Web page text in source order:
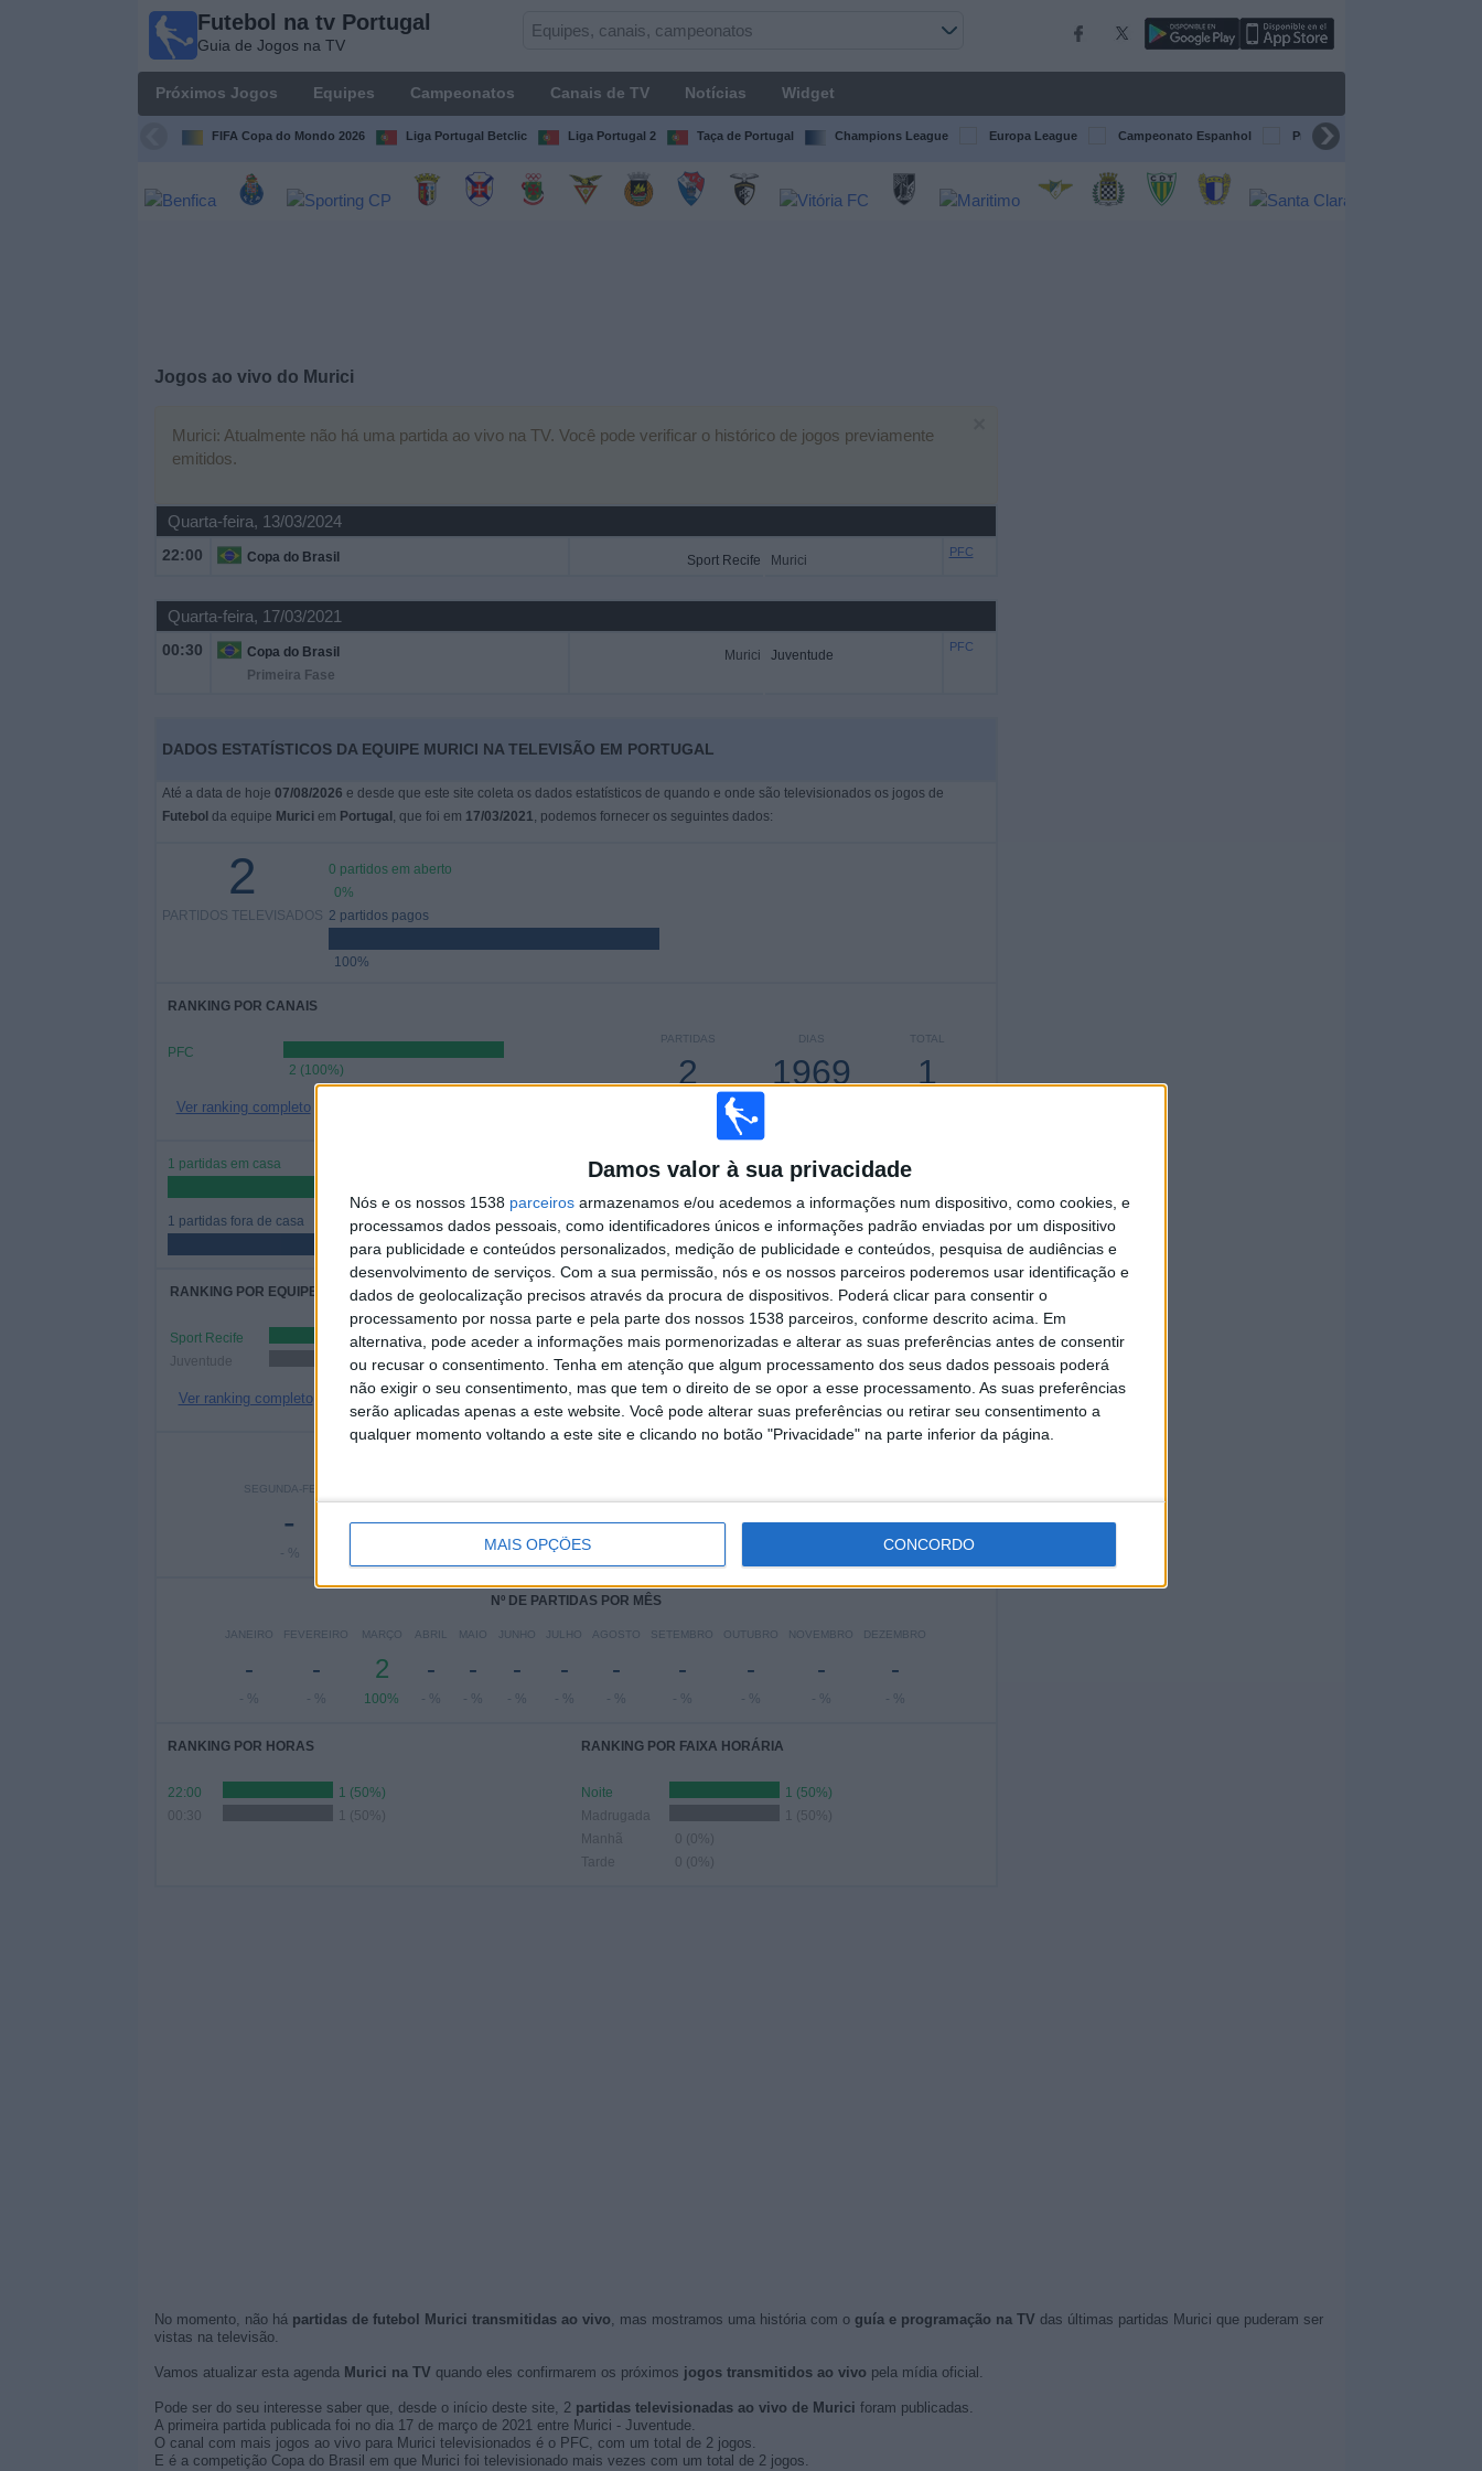
Damos valor à sua privacidade
Nós e os nossos 1538 parceiros armazenamos e/ou acedemos a informações num dispositivo, como cookies, e
processamos dados pessoais, como identificadores únicos e informações padrão enviadas por um dispositivo
para publicidade e conteúdos personalizados, medição de publicidade e conteúdos, pesquisa de audiências e
desenvolvimento de serviços. Com a sua permissão, nós e os nossos parceiros poderemos usar identificação e
dados de geolocalização precisos através da procura de dispositivos. Poderá clicar para consentir o
processamento por nossa parte e pela parte dos nossos 1538 parceiros, conforme descrito acima. Em
alternativa, pode aceder a informações mais pormenorizadas e alterar as suas preferências antes de consentir
ou recusar o consentimento. Tenha em atenção que algum processamento dos seus dados pessoais poderá
não exigir o seu consentimento, mas que tem o direito de se opor a esse processamento. As suas preferências
serão aplicadas apenas a este website. Você pode alterar suas preferências ou retirar seu consentimento a
qualquer momento voltando a este site e clicando no botão "Privacidade" na parte inferior da página.
MAIS OPÇÕES CONCORDO
Futebol na tv Portugal
Guia de Jogos na TV
Próximos Jogos Equipes Campeonatos Canais de TV Notícias Widget
FIFA Copa do Mondo 2026 Liga Portugal Betclic Liga Portugal 2 Taça de Portugal Champions League Europa League Campeonato Espanhol Premier League
Jogos ao vivo do Murici
Murici: Atualmente não há uma partida ao vivo na TV. Você pode verificar o histórico de jogos previamente
emitidos.
Quarta-feira, 13/03/2024
22:00 Copa do Brasil Sport Recife Murici
PFC
Quarta-feira, 17/03/2021
00:30
Copa do Brasil
Primeira Fase
Murici Juventude
PFC
DADOS ESTATÍSTICOS DA EQUIPE MURICI NA TELEVISÃO EM PORTUGAL
Até a data de hoje 07/08/2026 e desde que este site coleta os dados estatísticos de quando e onde são televisionados os jogos de
Futebol da equipe Murici em Portugal , que foi em 17/03/2021, podemos fornecer os seguintes dados:
2
PARTIDOS TELEVISADOS
0 partidos em aberto
0%
2 partidos pagos
100%
RANKING POR CANAIS
PFC
2 (100%)
Ver ranking completo
TOTAL
1
DIAS
1969
PARTIDAS
2
CONSECUTIVOS
1 partidas em casa
1 partidas fora de casa
50%
2
MÁXIMO
1
VS Sport Recife
TOTAL
1
RANKING POR EQUIPES
Sport Recife
1 (50%)
Juventude
1 (50%)
Ver ranking completo
RANKING POR COMPETIÇÕES
Copa do Brasil 2 (100%)
Ver ranking completo
SEGUNDA-FEIRA
-
- %
- 2
100%
- - - -
- %
Nº DE PARTIDAS POR MÊS
JANEIRO
-
- %
FEVEREIRO
-
- %
MARÇO
2
100%
ABRIL
-
- %
MAIO
-
- %
JUNHO
-
- %
JULHO
-
- %
AGOSTO
-
- %
SETEMBRO
-
- %
OUTUBRO
-
- %
NOVEMBRO
-
- %
DEZEMBRO
-
- %
RANKING POR HORAS
22:00
1 (50%)
00:30
1 (50%)
RANKING POR FAIXA HORÁRIA
Noite
1 (50%)
Madrugada
1 (50%)
Manhã
0 (0%)
Tarde
0 (0%)
No momento, não há partidas de futebol Murici transmitidas ao vivo, mas mostramos uma história com o guía e programação na TV das últimas partidas Murici que puderam ser
vistas na televisão.
Vamos atualizar esta agenda Murici na TV quando eles confirmarem os próximos jogos transmitidos ao vivo pela mídia oficial.
Pode ser do seu interesse saber que, desde o início deste site, 2 partidas televisionadas ao vivo de Murici foram publicadas.
A primeira partida publicada foi no dia 17 de março de 2021 entre Murici - Juventude.
O canal com mais jogos ao vivo para Murici televisionados é o PFC, com um total de 2 jogos.
E é a competição Copa do Brasil em que Murici foi televisionado mais vezes com um total de 2 jogos.
Portugal
Jogos na TV